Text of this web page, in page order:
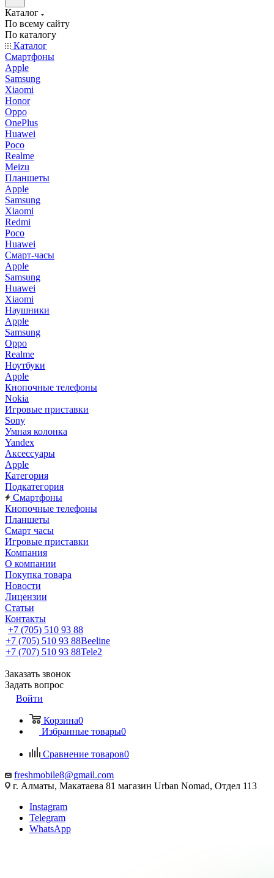
Каталог
По всему сайту
По каталогу
Каталог
Смартфоны
Apple
Samsung
Xiaomi
Honor
Oppo
OnePlus
Huawei
Poco
Realme
Meizu
Планшеты
Apple
Samsung
Xiaomi
Redmi
Poco
Huawei
Смарт-часы
Apple
Samsung
Huawei
Xiaomi
Наушники
Apple
Samsung
Oppo
Realme
Ноутбуки
Apple
Кнопочные телефоны
Nokia
Игровые приставки
Sony
Умная колонка
Yandex
Аксессуары
Apple
Категория
Подкатегория
Смартфоны
Кнопочные телефоны
Планшеты
Смарт часы
Игровые приставки
Компания
О компании
Покупка товара
Новости
Лицензии
Статьи
Контакты
+7 (705) 510 93 88
+7 (705) 510 93 88Beeline
+7 (707) 510 93 88Tele2
Заказать звонок
Задать вопрос
Войти
Корзина0
Избранные товары0
Сравнение товаров0
freshmobile8@gmail.com
г. Алматы, Макатаева 81 магазин Urban Nomad, Отдел 113
Instagram
Telegram
WhatsApp